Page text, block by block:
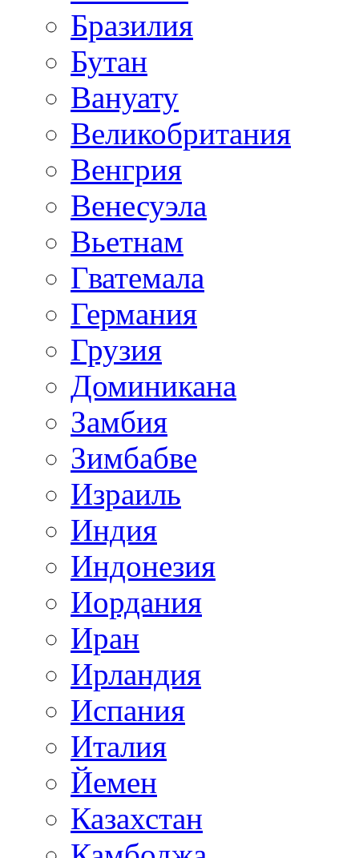
Бразилия
Бутан
Вануату
Великобритания
Венгрия
Венесуэла
Вьетнам
Гватемала
Германия
Грузия
Доминикана
Замбия
Зимбабве
Израиль
Индия
Индонезия
Иордания
Иран
Ирландия
Испания
Италия
Йемен
Казахстан